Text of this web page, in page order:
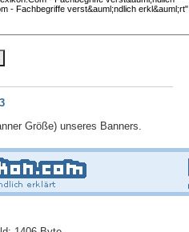
Größe) unseres Banners.